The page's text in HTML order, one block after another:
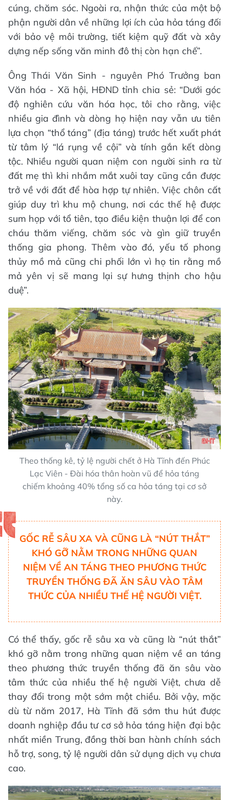
cúng, chăm sóc. Ngoài ra, nhận thức của một bộ
phận người dân về những lợi ích của hỏa táng đối
với bảo vệ môi trường, tiết kiệm quỹ đất và xây
dựng nếp sống văn minh đô thị còn hạn chế”.
Ông Thái Văn Sinh - nguyên Phó Trưởng ban
Văn hóa - Xã hội, HĐND tỉnh chia sẻ: “Dưới góc
độ nghiên cứu văn hóa học, tôi cho rằng, việc
nhiều gia đình và dòng họ hiện nay vẫn ưu tiên
lựa chọn “thổ táng” (địa táng) trước hết xuất phát
từ tâm lý “lá rụng về cội” và tính gắn kết dòng
tộc. Nhiều người quan niệm con người sinh ra từ
đất mẹ thì khi nhắm mắt xuôi tay cũng cần được
trở về với đất để hòa hợp tự nhiên. Việc chôn cất
giúp duy trì khu mộ chung, nơi các thế hệ được
sum họp với tổ tiên, tạo điều kiện thuận lợi để con
cháu thăm viếng, chăm sóc và gìn giữ truyền
thống gia phong. Thêm vào đó, yếu tố phong
thủy mồ mả cũng chi phối lớn vì họ tin rằng mồ
mả yên vị sẽ mang lại sự hưng thịnh cho hậu
duệ”.
Theo thống kê, tỷ lệ người chết ở Hà Tĩnh đến Phúc
Lạc Viên - Đài hóa thân hoàn vũ để hỏa táng
chiếm khoảng 40% tổng số ca hỏa táng tại cơ sở
này.
GỐC RỄ SÂU XA VÀ CŨNG LÀ “NÚT THẮT”
KHÓ GỠ NẰM TRONG NHỮNG QUAN
NIỆM VỀ AN TÁNG THEO PHƯƠNG THỨC
TRUYỀN THỐNG ĐÃ ĂN SÂU VÀO TÂM
THỨC CỦA NHIỀU THẾ HỆ NGƯỜI VIỆT.
Có thể thấy, gốc rễ sâu xa và cũng là “nút thắt”
khó gỡ nằm trong những quan niệm về an táng
theo phương thức truyền thống đã ăn sâu vào
tâm thức của nhiều thế hệ người Việt, chưa dễ
thay đổi trong một sớm một chiều. Bởi vậy, mặc
dù từ năm 2017, Hà Tĩnh đã sớm thu hút được
doanh nghiệp đầu tư cơ sở hỏa táng hiện đại bậc
nhất miền Trung, đồng thời ban hành chính sách
hỗ trợ, song, tỷ lệ người dân sử dụng dịch vụ chưa
cao.